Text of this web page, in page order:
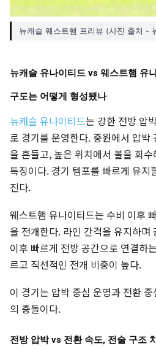
뉴캐슬 웨스트햄 프리뷰 (사진 출처 -
뉴캐슬 유나이티드 vs 웨스트햄 유
구도는 어떻게 형성됐나
뉴캐슬 유나이티드는 강한 전방 압
로 경기를 운영한다. 중원에서 압박
을 흔들고, 높은 위치에서 볼을 회
특징이다. 경기 템포를 빠르게 유지
진다.
웨스트햄 유나이티드는 수비 이후
을 전개한다. 라인 간격을 유지하며
이후 빠르게 전방 공간으로 연결하
르고 직선적인 전개 비중이 높다.
이 경기는 압박 중심 운영과 전환
의 충돌이다.
전방 압박 vs 전환 속도, 전술 구조